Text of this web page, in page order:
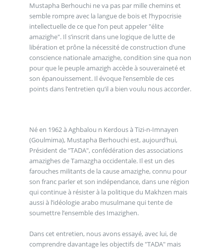
Mustapha Berhouchi ne va pas par mille chemins et
semble rompre avec la langue de bois et l’hypocrisie
intellectuelle de ce que l’on peut appeler "élite
amazighe". Il s’inscrit dans une logique de lutte de
libération et prône la nécessité de construction d’une
conscience nationale amazighe, condition sine qua non
pour que le peuple amazigh accède à souveraineté et
son épanouissement. Il évoque l’ensemble de ces
points dans l’entretien qu’il a bien voulu nous accorder.
Né en 1962 à Aghbalou n Kerdous à Tizi-n-Imnayen
(Goulmima), Mustapha Berhouchi est, aujourd’hui,
Président de "TADA", confédération des associations
amazighes de Tamazgha occidentale. Il est un des
farouches militants de la cause amazighe, connu pour
son franc parler et son indépendance, dans une région
qui continue à résister à la politique du Makhzen mais
aussi à l’idéologie arabo musulmane qui tente de
soumettre l’ensemble des Imazighen.
Dans cet entretien, nous avons essayé, avec lui, de
comprendre davantage les objectifs de "TADA" mais